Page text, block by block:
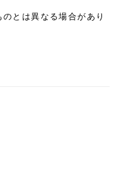
とは異なる場合があり